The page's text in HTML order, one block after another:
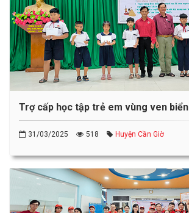
Trợ cấp học tập trẻ em vùng ven biển
31/03/2025 518 Huyện Cần Giờ